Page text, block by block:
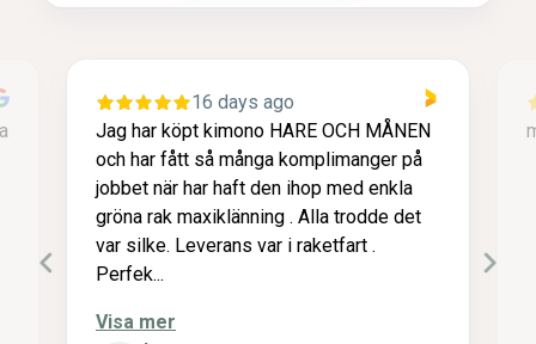
16 days ago
kimono HARE OCH MÅNEN
så många komplimanger på
har haft den ihop med enkla
. Alla trodde det
var i raketfart .
1 month
mjuk fin kul